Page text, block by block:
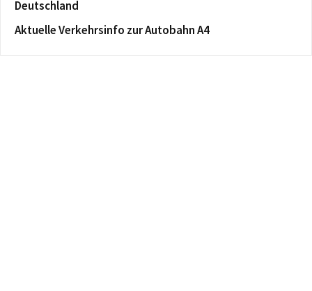
Deutschland
Aktuelle Verkehrsinfo zur Autobahn A4